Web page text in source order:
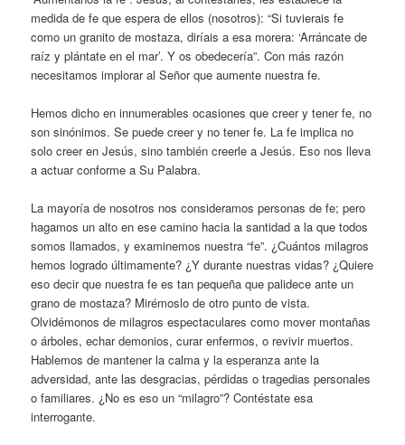
medida de fe que espera de ellos (nosotros): “Si tuvierais fe
como un granito de mostaza, diríais a esa morera: ‘Arráncate de
raíz y plántate en el mar’. Y os obedecería”. Con más razón
necesitamos implorar al Señor que aumente nuestra fe.
Hemos dicho en innumerables ocasiones que creer y tener fe, no
son sinónimos. Se puede creer y no tener fe. La fe implica no
solo creer en Jesús, sino también creerle a Jesús. Eso nos lleva
a actuar conforme a Su Palabra.
La mayoría de nosotros nos consideramos personas de fe; pero
hagamos un alto en ese camino hacia la santidad a la que todos
somos llamados, y examinemos nuestra “fe”. ¿Cuántos milagros
hemos logrado últimamente? ¿Y durante nuestras vidas? ¿Quiere
eso decir que nuestra fe es tan pequeña que palidece ante un
grano de mostaza? Mirémoslo de otro punto de vista.
Olvidémonos de milagros espectaculares como mover montañas
o árboles, echar demonios, curar enfermos, o revivir muertos.
Hablemos de mantener la calma y la esperanza ante la
adversidad, ante las desgracias, pérdidas o tragedias personales
o familiares. ¿No es eso un “milagro”? Contéstate esa
interrogante.